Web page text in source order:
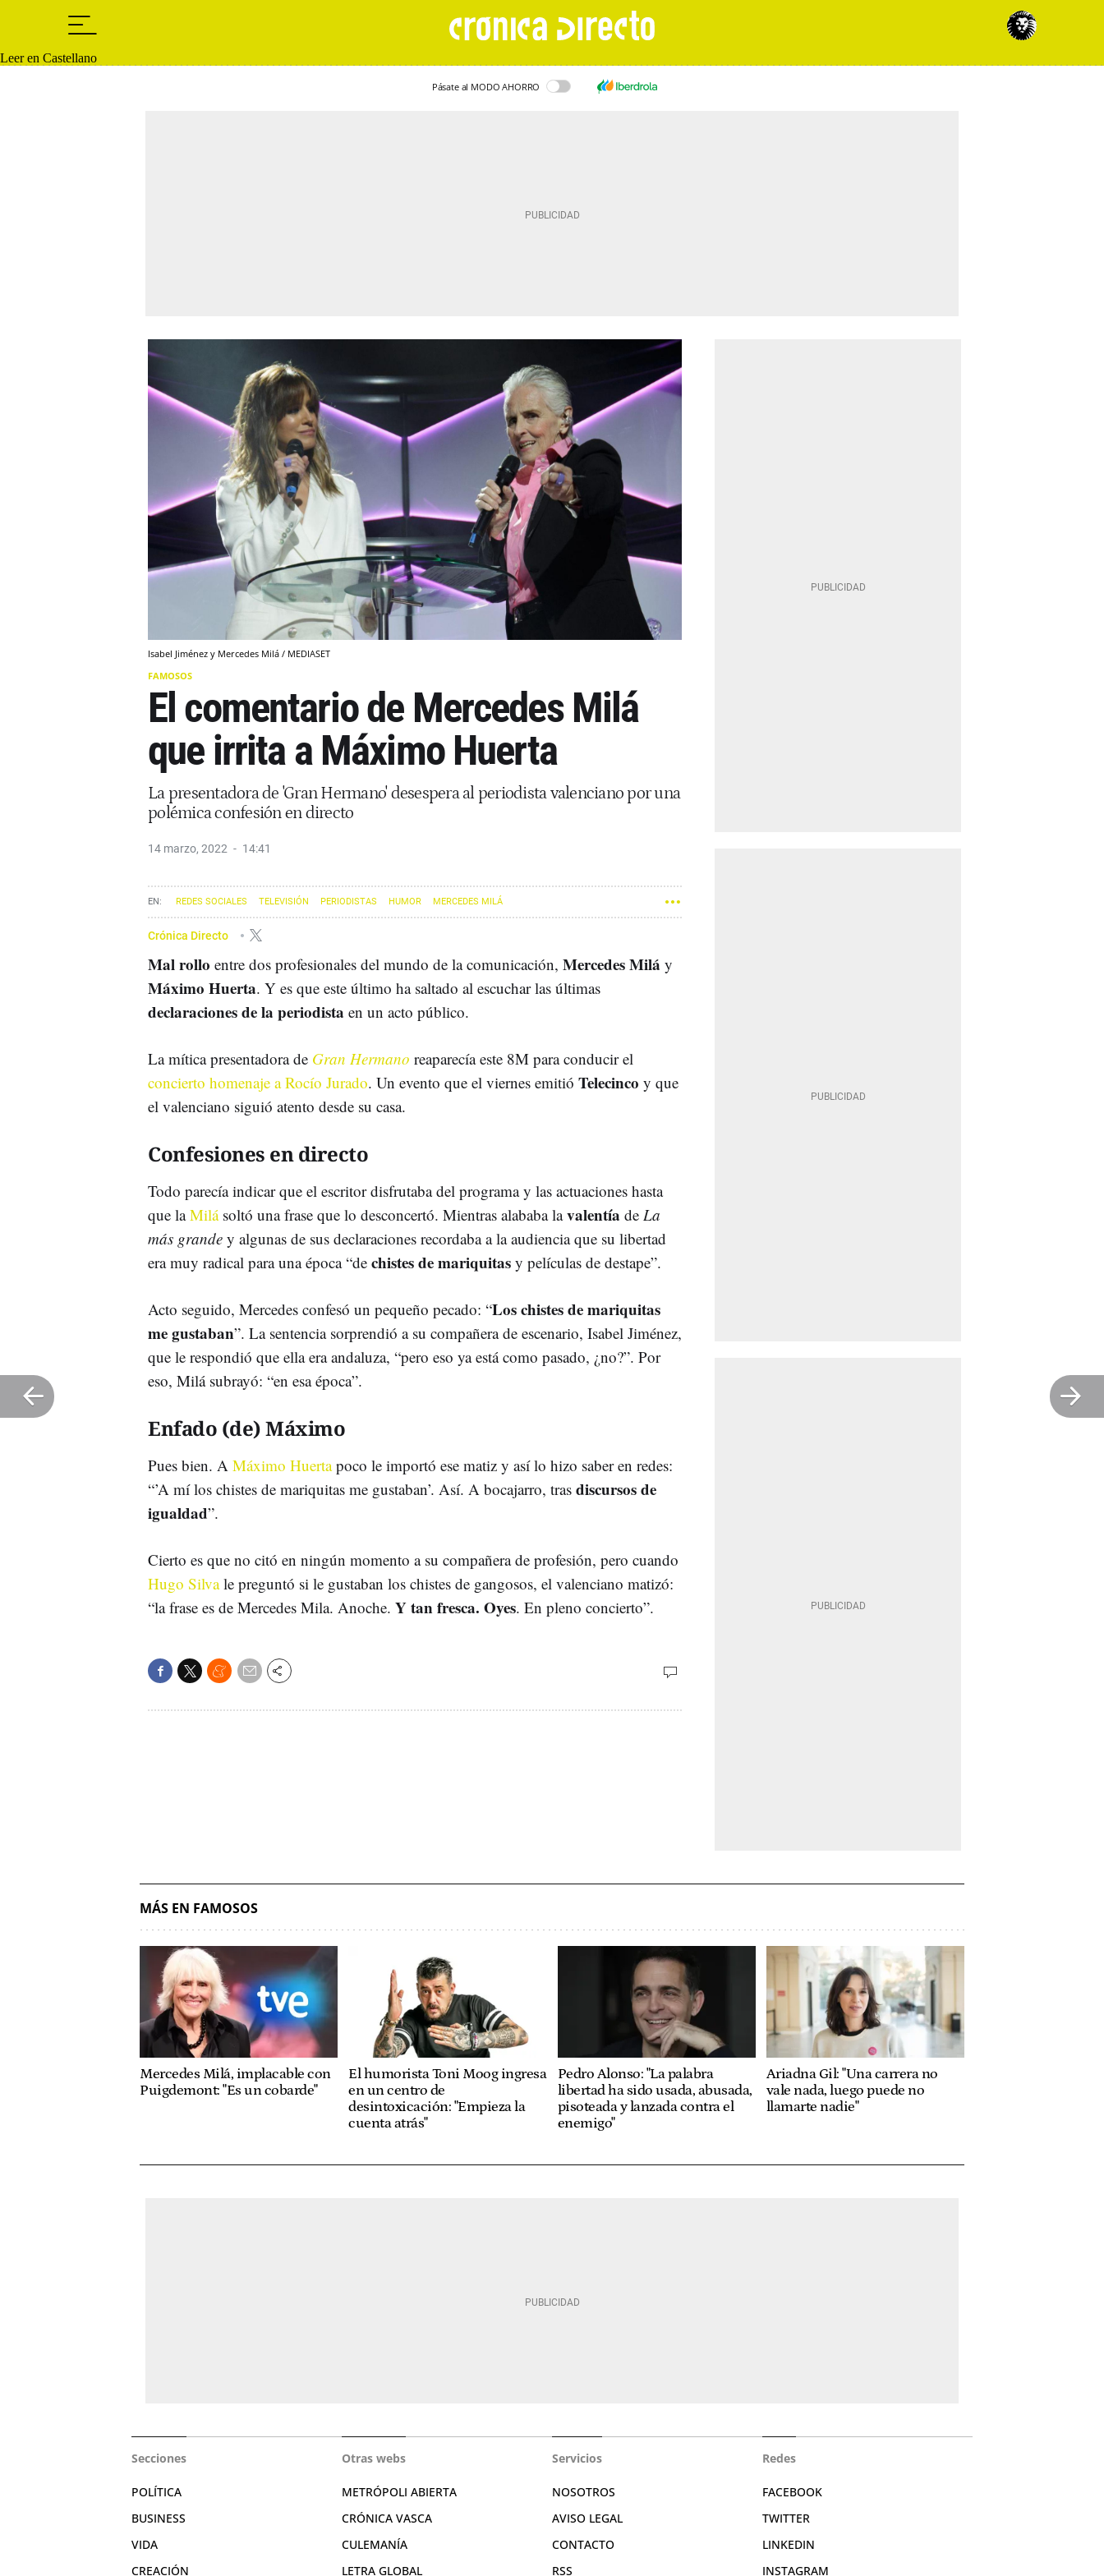
Leer en Castellano
Pásate al MODO AHORRO
Isabel Jiménez y Mercedes Milá / MEDIASET
FAMOSOS
El comentario de Mercedes Milá
que irrita a Máximo Huerta
La presentadora de 'Gran Hermano' desespera al periodista valenciano por una
polémica confesión en directo
14 marzo, 2022 14:41
REDES SOCIALES TELEVISIÓN PERIODISTAS HUMOR MERCEDES MILÁ
Crónica Directo
Mal rollo entre dos profesionales del mundo de la comunicación, Mercedes Milá y
Máximo Huerta. Y es que este último ha saltado al escuchar las últimas
declaraciones de la periodista en un acto público.
La mítica presentadora de Gran Hermano reaparecía este 8M para conducir el
concierto homenaje a Rocío Jurado. Un evento que el viernes emitió Telecinco y que
el valenciano siguió atento desde su casa.
Confesiones en directo
Todo parecía indicar que el escritor disfrutaba del programa y las actuaciones hasta
que laMilásoltó una frase que lo desconcertó. Mientras alababa lavalentía de La
más grande y algunas de sus declaraciones recordaba a la audiencia que su libertad
era muy radical para una época “de chistes de mariquitas y películas de destape”.
Acto seguido, Mercedes confesó un pequeño pecado: “Los chistes de mariquitas
me gustaban”. La sentencia sorprendió a su compañera de escenario, Isabel Jiménez,
que le respondió que ella era andaluza, “pero eso ya está como pasado, ¿no?”. Por
eso, Milá subrayó: “en esa época”.
Enfado (de) Máximo
Pues bien. A Máximo Huertapoco le importó ese matiz y así lo hizo saber en redes:
“’A mí los chistes de mariquitas me gustaban’. Así. A bocajarro, tras discursos de
igualdad”.
Cierto es que no citó en ningún momento a su compañera de profesión, pero cuando
Hugo Silvale preguntó si le gustaban los chistes de gangosos, el valenciano matizó:
“la frase es de Mercedes Mila. Anoche. Y tan fresca. Oyes. En pleno concierto”.
MÁS EN FAMOSOS
Mercedes Milá, implacable con
Puigdemont: "Es un cobarde"
El humorista Toni Moog ingresa
en un centro de
desintoxicación: "Empieza la
cuenta atrás"
Pedro Alonso: "La palabra
libertad ha sido usada, abusada,
pisoteada y lanzada contra el
enemigo"
Ariadna Gil: "Una carrera no
vale nada, luego puede no
llamarte nadie"
Secciones
POLÍTICA
BUSINESS
VIDA
CREACIÓN
Otras webs
METRÓPOLI ABIERTA
CRÓNICA VASCA
CULEMANÍA
LETRA GLOBAL
Servicios
NOSOTROS
AVISO LEGAL
CONTACTO
RSS
Redes
FACEBOOK
TWITTER
LINKEDIN
INSTAGRAM